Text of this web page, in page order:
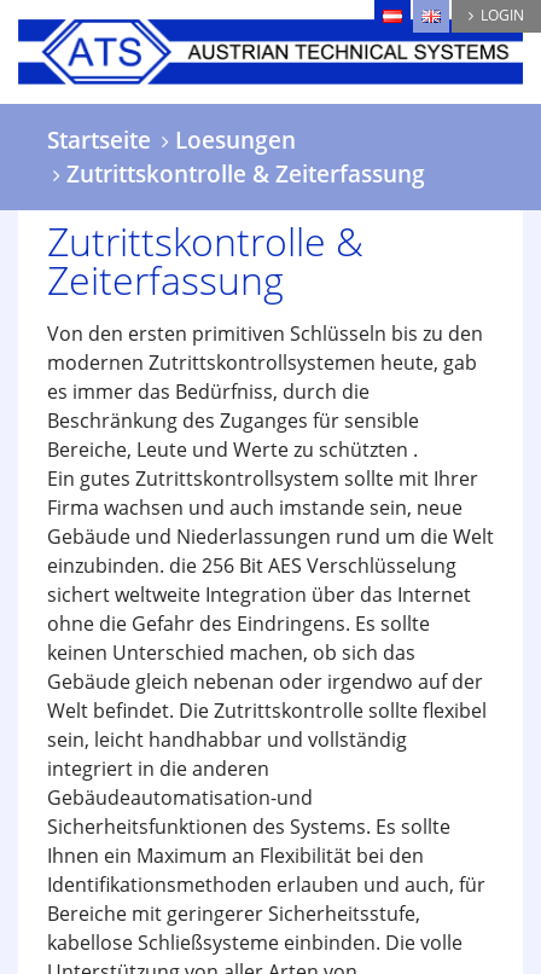
Direkt
zum
Inhalt
LOGIN
Startseite
Loesungen
Zutrittskontrolle & Zeiterfassung
Zutrittskontrolle &
Zeiterfassung
Von den ersten primitiven Schlüsseln bis zu den
modernen Zutrittskontrollsystemen heute, gab
es immer das Bedürfniss, durch die
Beschränkung des Zuganges für sensible
Bereiche, Leute und Werte zu schützten .
Ein gutes Zutrittskontrollsystem sollte mit Ihrer
Firma wachsen und auch imstande sein, neue
Gebäude und Niederlassungen rund um die Welt
einzubinden. die 256 Bit AES Verschlüsselung
sichert weltweite Integration über das Internet
ohne die Gefahr des Eindringens. Es sollte
keinen Unterschied machen, ob sich das
Gebäude gleich nebenan oder irgendwo auf der
Welt befindet. Die Zutrittskontrolle sollte flexibel
sein, leicht handhabbar und vollständig
integriert in die anderen
Gebäudeautomatisation-und
Sicherheitsfunktionen des Systems. Es sollte
Ihnen ein Maximum an Flexibilität bei den
Identifikationsmethoden erlauben und auch, für
Bereiche mit geringerer Sicherheitsstufe,
kabellose Schließsysteme einbinden. Die volle